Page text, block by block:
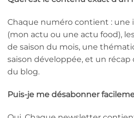
Chaque numéro contient : une
(mon actu ou une actu food),
de saison du mois, une
saison développée, et un récap
du blog.
Puis-je me désabonner